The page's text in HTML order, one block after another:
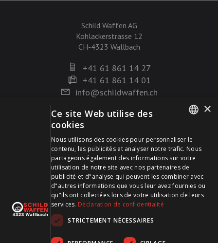
Schild Waffen AG
Kohlackerstrasse 12
CH-4323 Wallbach
+41 61 861 14 27
+41 61 861 14 01
info@schildwaffen.ch
Mode de paiement
Visitez-nous sur les médias sociaux et restez à jour !
FRENCH
×
Ce site Web utilise des
cookies
Nous utilisons des cookies pour personnaliser le
contenu, les publicités et analyser notre trafic. Nous
partageons également des informations sur votre
utilisation de notre site avec nos partenaires de
publicité et d"analyse qui peuvent les combiner avec
d"autres informations que vous leur avez fournies ou
qu"ils ont collectées lors de votre utilisation de leurs
services. Déclaration de confidentialité
STRICTEMENT NÉCESSAIRES